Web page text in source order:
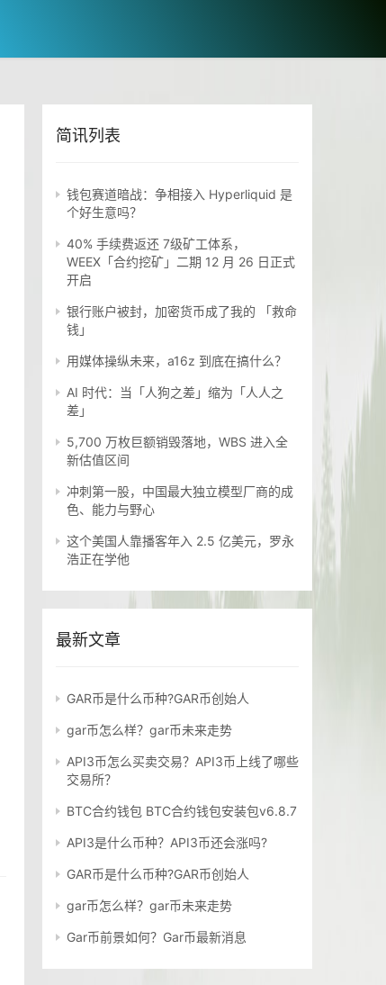
简讯列表
钱包赛道暗战：争相接入 Hyperliquid 是
个好生意吗？
40% 手续费返还 7级矿工体系，
WEEX「合约挖矿」二期 12 月 26 日正式
开启
银行账户被封，加密货币成了我的 「救命
钱」
用媒体操纵未来，a16z 到底在搞什么？
AI 时代：当「人狗之差」缩为「人人之
差」
5,700 万枚巨额销毁落地，WBS 进入全
新估值区间
冲刺第一股，中国最大独立模型厂商的成
色、能力与野心
这个美国人靠播客年入 2.5 亿美元，罗永
浩正在学他
最新文章
GAR币是什么币种?GAR币创始人
gar币怎么样？gar币未来走势
API3币怎么买卖交易？API3币上线了哪些
交易所？
BTC合约钱包 BTC合约钱包安装包v6.8.7
API3是什么币种？API3币还会涨吗?
GAR币是什么币种?GAR币创始人
gar币怎么样？gar币未来走势
Gar币前景如何？Gar币最新消息